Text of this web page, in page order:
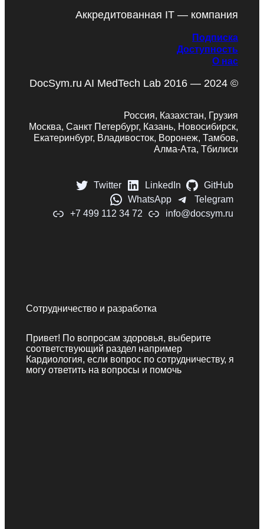
Аккредитованная IT — компания
Подписка
Доступность
О нас
DocSym.ru AI MedTech Lab 2016 — 2024 ©
Россия, Казахстан, Грузия
Москва, Санкт Петербург, Казань, Новосибирск,
Екатеринбург, Владивосток, Воронеж, Тамбов,
Алма-Ата, Тбилиси
Twitter LinkedIn
GitHub
WhatsApp
Telegram
+7 499 112 34 72
info@docsym.ru
Сотрудничество и разработка
Привет! По вопросам здоровья, выберите
соответствующий раздел например
Кардиология, если вопрос по сотрудничеству, я
могу ответить на вопросы и помочь